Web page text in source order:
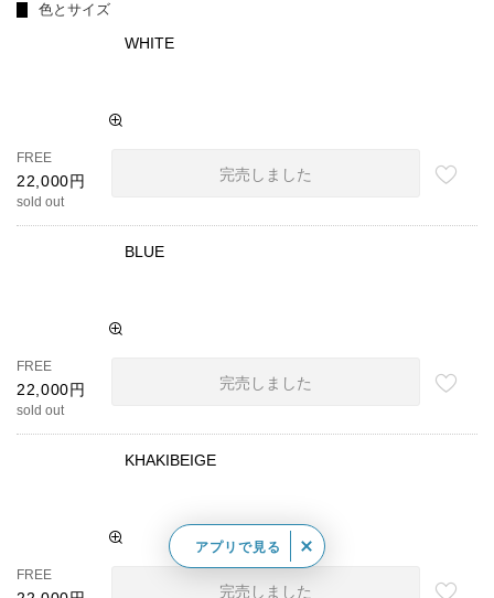
色とサイズ
WHITE
FREE
22,000円
sold out
完売しました
BLUE
FREE
22,000円
sold out
完売しました
KHAKIBEIGE
FREE
完売しました
アプリで見る